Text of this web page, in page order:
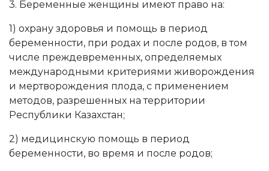
3. Беременные женщины имеют право на:
1) охрану здоровья и помощь в период
беременности, при родах и после родов, в том
числе преждевременных, определяемых
международными критериями живорождения
и мертворождения плода, с применением
методов, разрешенных на территории
Республики Казахстан;
2) медицинскую помощь в период
беременности, во время и после родов;